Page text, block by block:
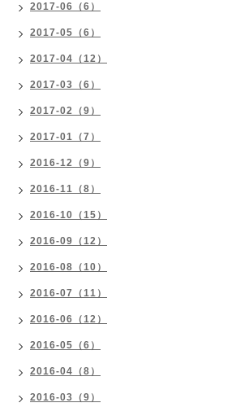
2017-06（6）
2017-05（6）
2017-04（12）
2017-03（6）
2017-02（9）
2017-01（7）
2016-12（9）
2016-11（8）
2016-10（15）
2016-09（12）
2016-08（10）
2016-07（11）
2016-06（12）
2016-05（6）
2016-04（8）
2016-03（9）